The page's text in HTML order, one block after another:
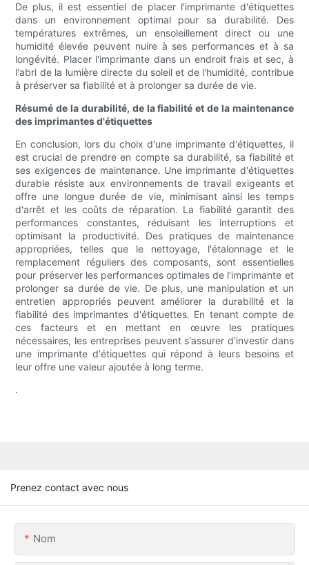
De plus, il est essentiel de placer l'imprimante d'étiquettes
dans un environnement optimal pour sa durabilité. Des
températures extrêmes, un ensoleillement direct ou une
humidité élevée peuvent nuire à ses performances et à sa
longévité. Placer l'imprimante dans un endroit frais et sec, à
l'abri de la lumière directe du soleil et de l'humidité, contribue
à préserver sa fiabilité et à prolonger sa durée de vie.
Résumé de la durabilité, de la fiabilité et de la maintenance
des imprimantes d'étiquettes
En conclusion, lors du choix d'une imprimante d'étiquettes, il
est crucial de prendre en compte sa durabilité, sa fiabilité et
ses exigences de maintenance. Une imprimante d'étiquettes
durable résiste aux environnements de travail exigeants et
offre une longue durée de vie, minimisant ainsi les temps
d'arrêt et les coûts de réparation. La fiabilité garantit des
performances constantes, réduisant les interruptions et
optimisant la productivité. Des pratiques de maintenance
appropriées, telles que le nettoyage, l'étalonnage et le
remplacement réguliers des composants, sont essentielles
pour préserver les performances optimales de l'imprimante et
prolonger sa durée de vie. De plus, une manipulation et un
entretien appropriés peuvent améliorer la durabilité et la
fiabilité des imprimantes d'étiquettes. En tenant compte de
ces facteurs et en mettant en œuvre les pratiques
nécessaires, les entreprises peuvent s'assurer d'investir dans
une imprimante d'étiquettes qui répond à leurs besoins et
leur offre une valeur ajoutée à long terme.
.
Prenez contact avec nous
Nom